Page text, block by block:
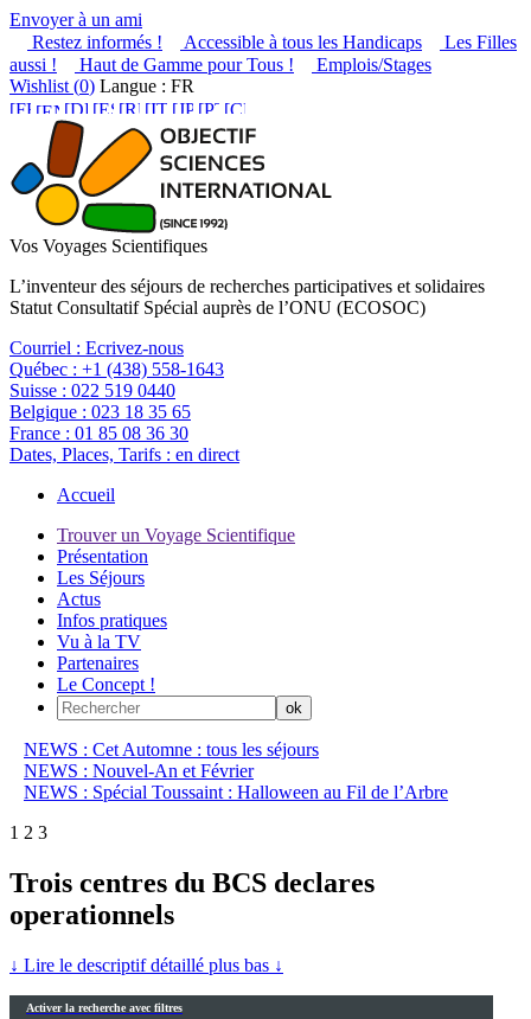
Envoyer à un ami
Restez informés !
Accessible à tous les Handicaps
Les Filles
aussi !
Haut de Gamme pour Tous !
Emplois/Stages
Wishlist (0) Langue : FR
Vos Voyages Scientifiques
L’inventeur des séjours de recherches participatives et solidaires
Statut Consultatif Spécial auprès de l’ONU (ECOSOC)
Courriel : Ecrivez-nous
Québec : +1 (438) 558-1643
Suisse : 022 519 0440
Belgique : 023 18 35 65
France : 01 85 08 36 30
Dates, Places, Tarifs : en direct
Accueil
Trouver un Voyage Scientifique
Présentation
Les Séjours
Actus
Infos pratiques
Vu à la TV
Partenaires
Le Concept !
NEWS : Cet Automne : tous les séjours
NEWS : Nouvel-An et Février
NEWS : Spécial Toussaint : Halloween au Fil de l’Arbre
1 2 3
Trois centres du BCS declares
operationnels
↓ Lire le descriptif détaillé plus bas ↓
Activer la recherche avec filtres